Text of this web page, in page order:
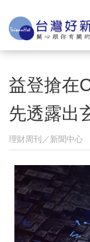
益登搶在
先透露出
理財周刊／新聞中心